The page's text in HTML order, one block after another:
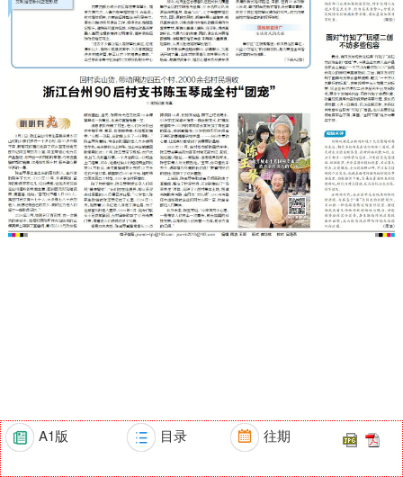
A1版 目录 往期